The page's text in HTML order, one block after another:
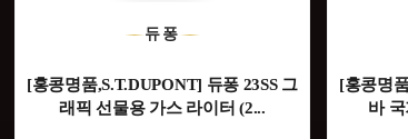
듀퐁
[홍콩명품,S.T.DUPONT] 듀퐁 23SS 그
래픽 선물용 가스 라이터 (2...
[홍콩명
바